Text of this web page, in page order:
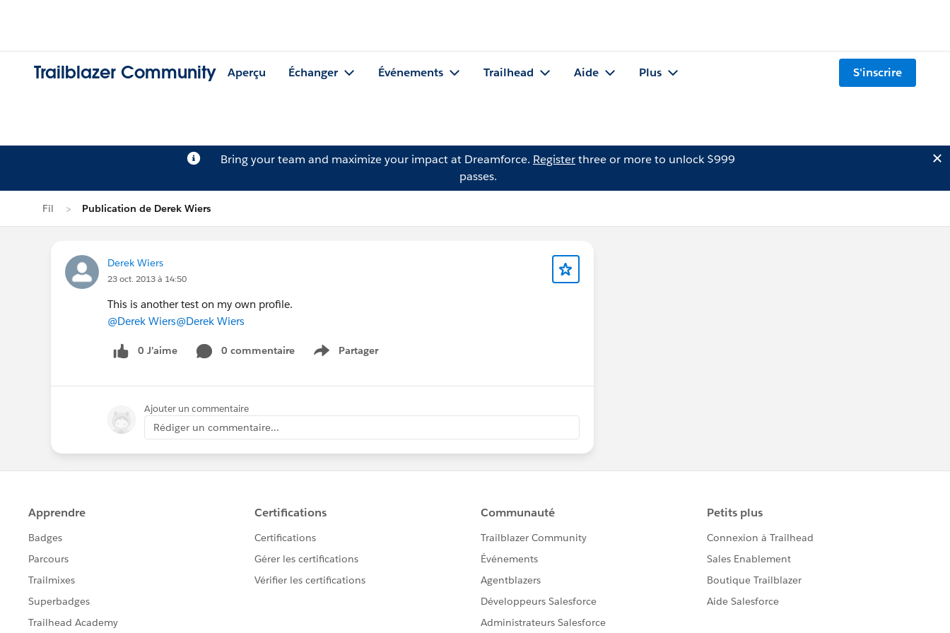
Trailblazer Community Aperçu Échanger Événements Trailhead Aide Plus S'inscrire
Bring your team and maximize your impact at Dreamforce. Registerthree or more to unlock $999
passes.
Fil Publication de Derek Wiers
Derek Wiers
23 oct. 2013 à 14:50
This is another test on my own profile.
@Derek Wiers@Derek Wiers
0 J’aime 0 commentaire Partager
Show menu
Ajouter un commentaire
Rédiger un commentaire...